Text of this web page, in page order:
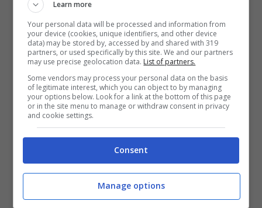
Le nuove regole introdotte dal sultanato
del Brunei avevano suscitato proteste a
non finire e messo in moto diverse
iniziative di boicottaggio. La legge
introdotta lo scorso aprile che mirava
Learn more
Your personal data will be processed and information from
your device (cookies, unique identifiers, and other device
data) may be stored by, accessed by and shared with 319
partners, or used specifically by this site. We and our partners
may use precise geolocation data. List of partners.
Some vendors may process your personal data on the basis
of legitimate interest, which you can object to by managing
your options below. Look for a link at the bottom of this page
or in the site menu to manage or withdraw consent in privacy
and cookie settings.
Consent
Manage options